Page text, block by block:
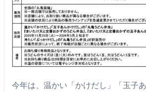
今年は、温かい「かけだし」「玉子